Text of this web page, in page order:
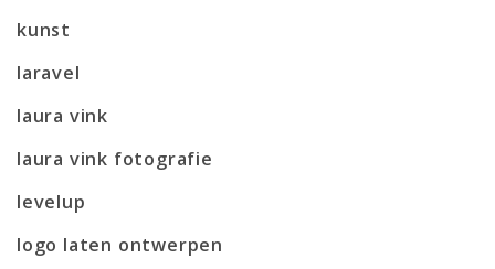
kunst
laravel
laura vink
laura vink fotografie
levelup
logo laten ontwerpen